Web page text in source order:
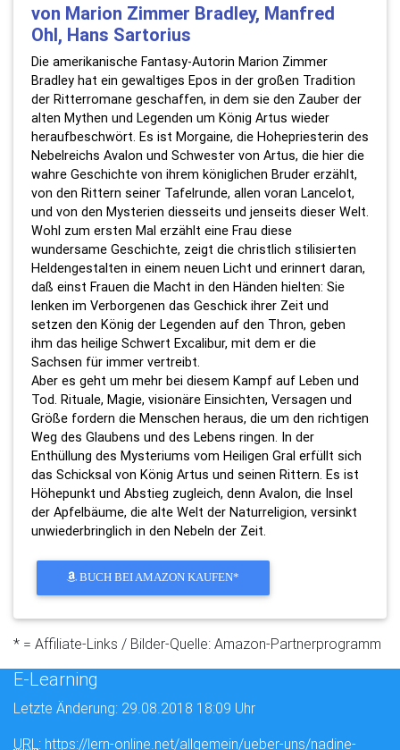
von Marion Zimmer Bradley, Manfred
Ohl, Hans Sartorius
Die amerikanische Fantasy-Autorin Marion Zimmer
Bradley hat ein gewaltiges Epos in der großen Tradition
der Ritterromane geschaffen, in dem sie den Zauber der
alten Mythen und Legenden um König Artus wieder
heraufbeschwört. Es ist Morgaine, die Hohepriesterin des
Nebelreichs Avalon und Schwester von Artus, die hier die
wahre Geschichte von ihrem königlichen Bruder erzählt,
von den Rittern seiner Tafelrunde, allen voran Lancelot,
und von den Mysterien diesseits und jenseits dieser Welt.
Wohl zum ersten Mal erzählt eine Frau diese
wundersame Geschichte, zeigt die christlich stilisierten
Heldengestalten in einem neuen Licht und erinnert daran,
daß einst Frauen die Macht in den Händen hielten: Sie
lenken im Verborgenen das Geschick ihrer Zeit und
setzen den König der Legenden auf den Thron, geben
ihm das heilige Schwert Excalibur, mit dem er die
Sachsen für immer vertreibt.
Aber es geht um mehr bei diesem Kampf auf Leben und
Tod. Rituale, Magie, visionäre Einsichten, Versagen und
Größe fordern die Menschen heraus, die um den richtigen
Weg des Glaubens und des Lebens ringen. In der
Enthüllung des Mysteriums vom Heiligen Gral erfüllt sich
das Schicksal von König Artus und seinen Rittern. Es ist
Höhepunkt und Abstieg zugleich, denn Avalon, die Insel
der Apfelbäume, die alte Welt der Naturreligion, versinkt
unwiederbringlich in den Nebeln der Zeit.
BUCH BEI AMAZON KAUFEN*
* = Affiliate-Links / Bilder-Quelle: Amazon-Partnerprogramm
E-Learning
Letzte Änderung: 29.08.2018 18:09 Uhr
URL : https://lern-online.net/allgemein/ueber-uns/nadine-